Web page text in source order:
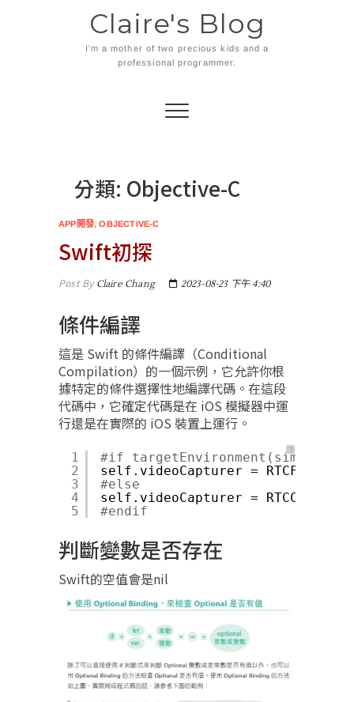
Claire's Blog
I'm a mother of two precious kids and a
professional programmer.
分類: Objective-C
APP開發,OBJECTIVE-C
Swift初探
Post ByClaire Chang 2023-08-23 下午 4:40
條件編譯
這是 Swift 的條件編譯（Conditional
Compilation）的一個示例，它允許你根
據特定的條件選擇性地編譯代碼。在這段
代碼中，它確定代碼是在 iOS 模擬器中運
行還是在實際的 iOS 裝置上運行。
？
1
2
3
4
5
#if targetEnvironment(simulator)
self.videoCapturer =
#else
self.videoCapturer =
#endif
判斷變數是否存在
Swift的空值會是nil